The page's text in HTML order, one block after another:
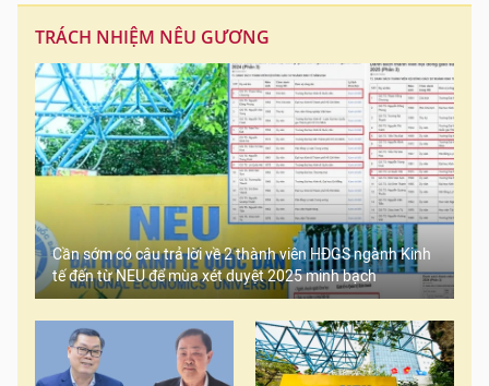
TRÁCH NHIỆM NÊU GƯƠNG
Cần sớm có câu trả lời về 2 thành viên HĐGS ngành Kinh
tế đến từ NEU để mùa xét duyệt 2025 minh bạch